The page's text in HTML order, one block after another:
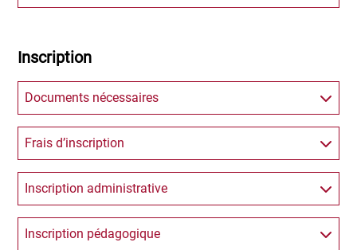
Inscription
Documents nécessaires
Frais d’inscription
Inscription administrative
Inscription pédagogique